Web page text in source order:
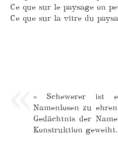
Ce que sur le paysage on
Ce que sur la vitre du
« Schewerer ist
Namenlosen zu
Gedächtnis der
Konstruktion